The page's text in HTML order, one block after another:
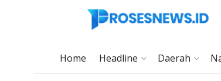
Home Headline Daerah